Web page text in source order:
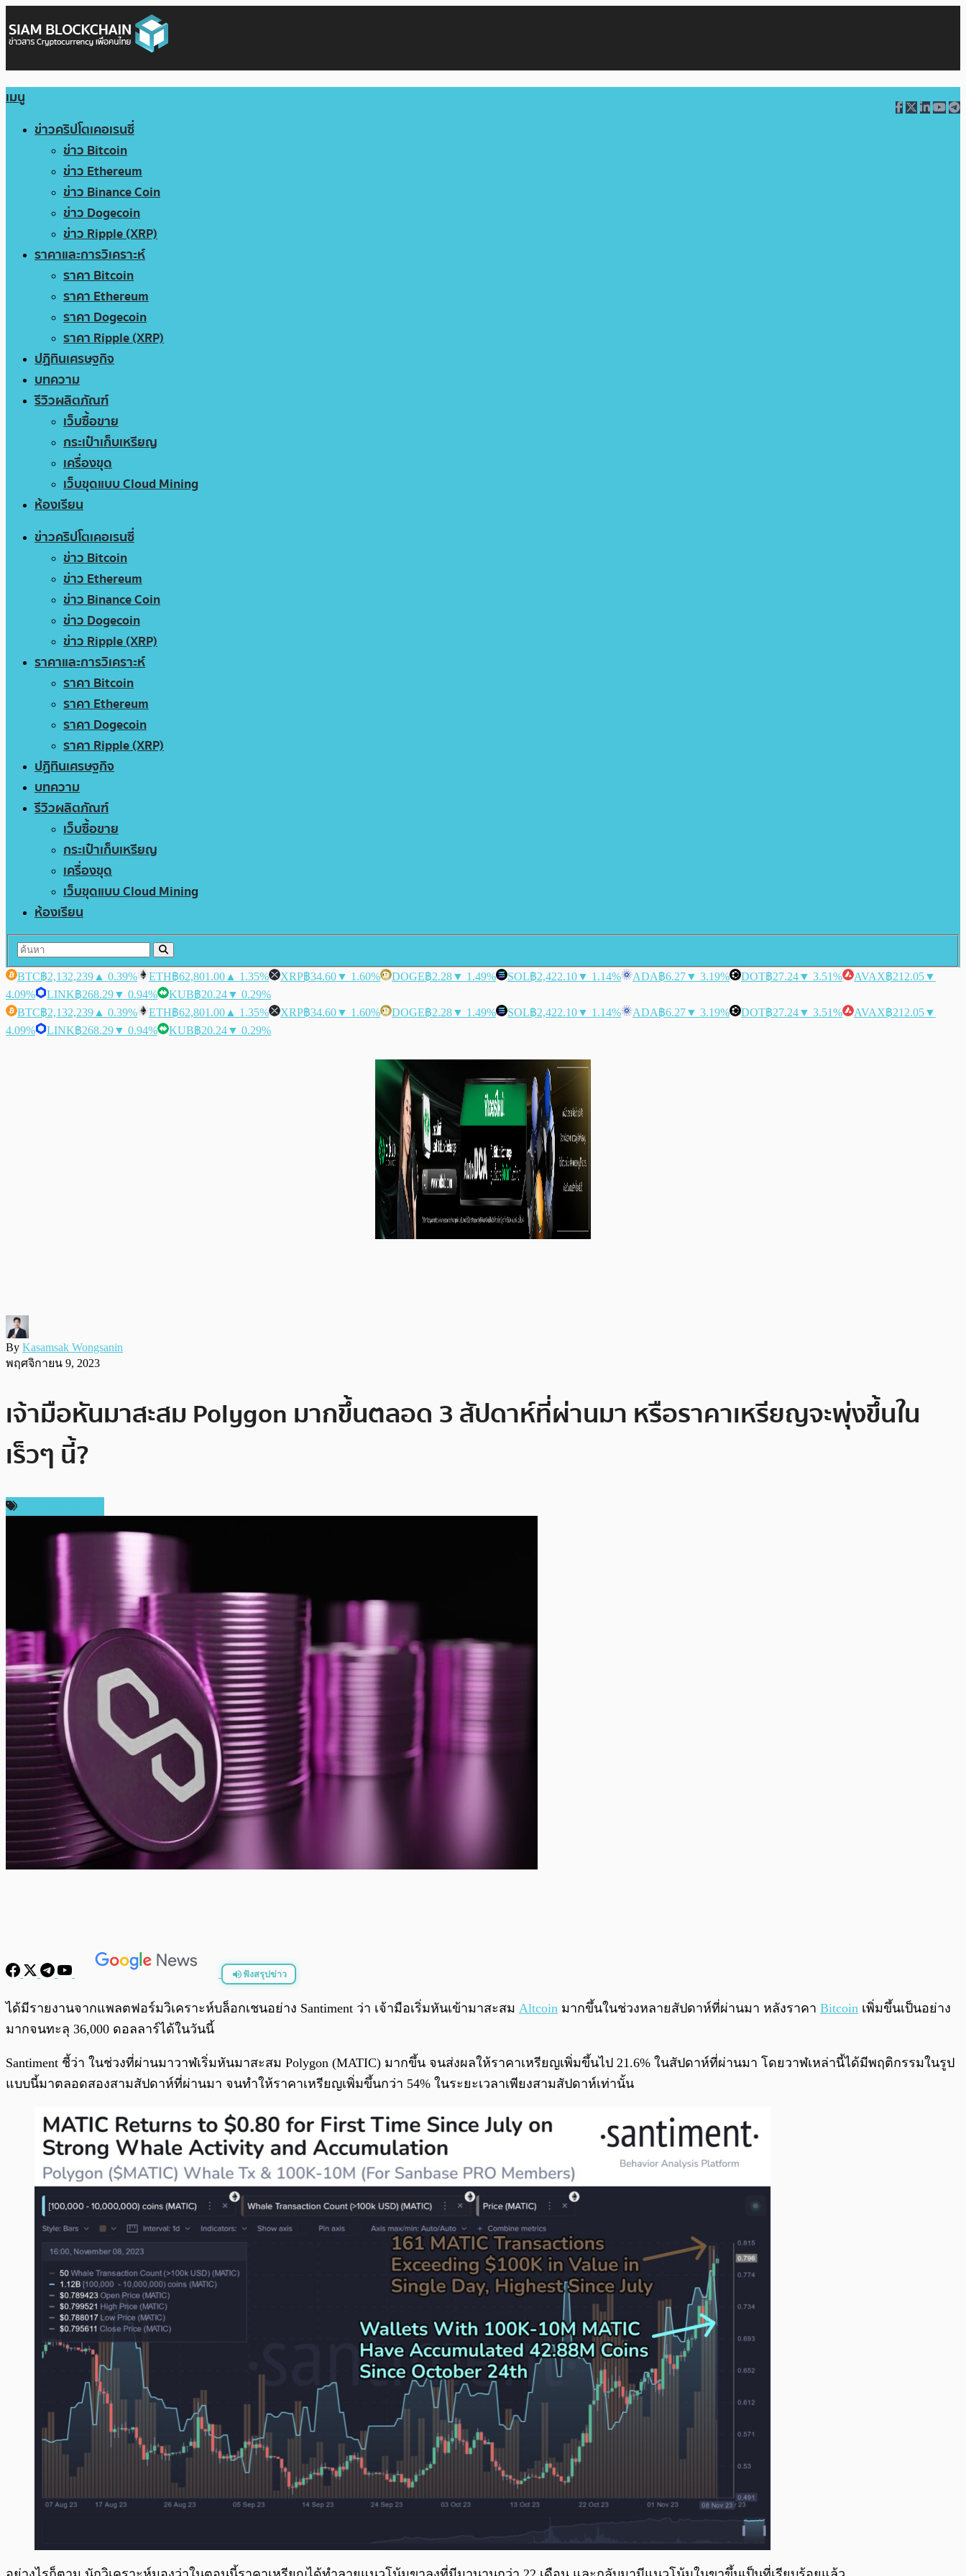
เมนู
ข่าวคริปโตเคอเรนซี่
ข่าว Bitcoin
ข่าว Ethereum
ข่าว Binance Coin
ข่าว Dogecoin
ข่าว Ripple (XRP)
ราคาและการวิเคราะห์
ราคา Bitcoin
ราคา Ethereum
ราคา Dogecoin
ราคา Ripple (XRP)
ปฏิทินเศรษฐกิจ
บทความ
รีวิวผลิตภัณฑ์
เว็บซื้อขาย
กระเป๋าเก็บเหรียญ
เครื่องขุด
เว็บขุดแบบ Cloud Mining
ห้องเรียน
ข่าวคริปโตเคอเรนซี่
ข่าว Bitcoin
ข่าว Ethereum
ข่าว Binance Coin
ข่าว Dogecoin
ข่าว Ripple (XRP)
ราคาและการวิเคราะห์
ราคา Bitcoin
ราคา Ethereum
ราคา Dogecoin
ราคา Ripple (XRP)
ปฏิทินเศรษฐกิจ
บทความ
รีวิวผลิตภัณฑ์
เว็บซื้อขาย
กระเป๋าเก็บเหรียญ
เครื่องขุด
เว็บขุดแบบ Cloud Mining
ห้องเรียน
BTC฿2,132,239 ▲ 0.39% ETH฿62,801.00 ▲ 1.35% XRP฿34.60▼ 1.60% DOGE฿2.28▼ 1.49% SOL฿2,422.10▼ 1.14% ADA฿6.27▼ 3.19% DOT฿27.24▼ 3.51% AVAX฿212.05▼
4.09%
LINK฿268.29▼ 0.94% KUB฿20.24▼ 0.29%
BTC฿2,132,239 ▲ 0.39% ETH฿62,801.00 ▲ 1.35% XRP฿34.60▼ 1.60% DOGE฿2.28▼ 1.49% SOL฿2,422.10▼ 1.14% ADA฿6.27▼ 3.19% DOT฿27.24▼ 3.51% AVAX฿212.05▼
4.09%
LINK฿268.29▼ 0.94% KUB฿20.24▼ 0.29%
By Kasamsak Wongsanin
พฤศจิกายน 9, 2023
เจ้ามือหันมาสะสม Polygon มากขึ้นตลอด 3 สัปดาห์ที่ผ่านมา หรือราคาเหรียญจะพุ่งขึ้นใน
เร็วๆ นี้?
ฟังสรุปข่าว
0:00 / 0:00
ได้มีรายงานจากแพลตฟอร์มวิเคราะห์บล็อกเชนอย่าง Santiment ว่า เจ้ามือเริ่มหันเข้ามาสะสม Altcoin มากขึ้นในช่วงหลายสัปดาห์ที่ผ่านมา หลังราคา Bitcoin เพิ่มขึ้นเป็นอย่าง
มากจนทะลุ 36,000 ดอลลาร์ได้ในวันนี้
Santiment ชี้ว่า ในช่วงที่ผ่านมาวาฬเริ่มหันมาสะสม Polygon (MATIC) มากขึ้น จนส่งผลให้ราคาเหรียญเพิ่มขึ้นไป 21.6% ในสัปดาห์ที่ผ่านมา โดยวาฬเหล่านี้ได้มีพฤติกรรมในรูป
แบบนี้มาตลอดสองสามสัปดาห์ที่ผ่านมา จนทำให้ราคาเหรียญเพิ่มขึ้นกว่า 54% ในระยะเวลาเพียงสามสัปดาห์เท่านั้น